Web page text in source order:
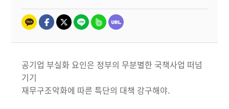
공기업 부실화 요인은 정부의 무분별한 국책사업 떠넘
기기
재무구조악화에 따른 특단의 대책 강구해야.